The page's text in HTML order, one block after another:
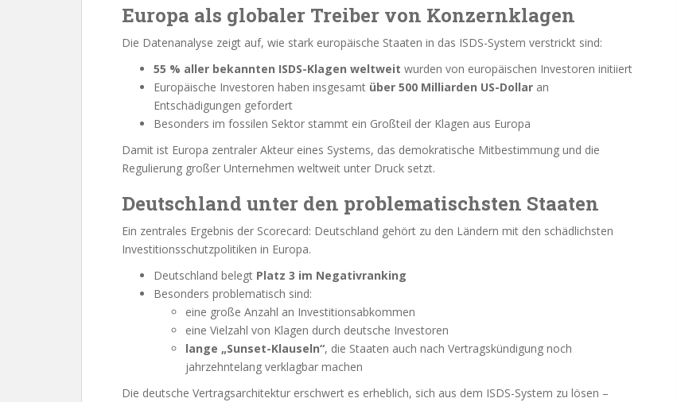
Europa als globaler Treiber von Konzernklagen
Die Datenanalyse zeigt auf, wie stark europäische Staaten in das ISDS-System verstrickt sind:
55 % aller bekannten ISDS-Klagen weltweit wurden von europäischen Investoren initiiert
Europäische Investoren haben insgesamt über 500 Milliarden US-Dollar an
Entschädigungen gefordert
Besonders im fossilen Sektor stammt ein Großteil der Klagen aus Europa
Damit ist Europa zentraler Akteur eines Systems, das demokratische Mitbestimmung und die
Regulierung großer Unternehmen weltweit unter Druck setzt.
Deutschland unter den problematischsten Staaten
Ein zentrales Ergebnis der Scorecard: Deutschland gehört zu den Ländern mit den schädlichsten
Investitionsschutzpolitiken in Europa.
Deutschland belegt Platz 3 im Negativranking
Besonders problematisch sind:
eine große Anzahl an Investitionsabkommen
eine Vielzahl von Klagen durch deutsche Investoren
lange „Sunset-Klauseln“, die Staaten auch nach Vertragskündigung noch
jahrzehntelang verklagbar machen
Die deutsche Vertragsarchitektur erschwert es erheblich, sich aus dem ISDS-System zu lösen –